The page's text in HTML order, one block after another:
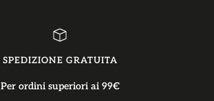
SPEDIZIONE GRATUITA
Per ordini superiori ai 99€